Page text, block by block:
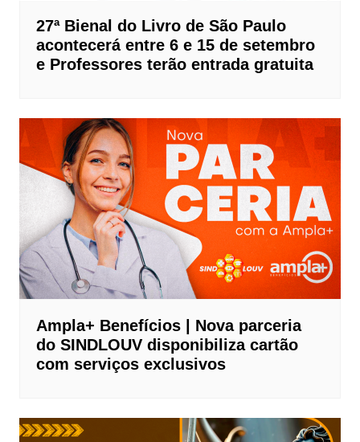
27ª Bienal do Livro de São Paulo
acontecerá entre 6 e 15 de setembro
e Professores terão entrada gratuita
Ampla+ Benefícios | Nova parceria
do SINDLOUV disponibiliza cartão
com serviços exclusivos